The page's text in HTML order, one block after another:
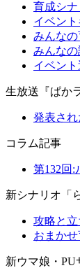
育成シ
イベン
みんな
みんな
イベン
生放送『ぱか
発表さ
コラム記事
第132回:
新シナリオ「
攻略と立
おまか
新ウマ娘・PU